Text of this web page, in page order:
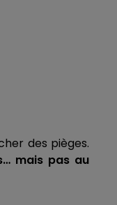
des pièges.
mais pas au